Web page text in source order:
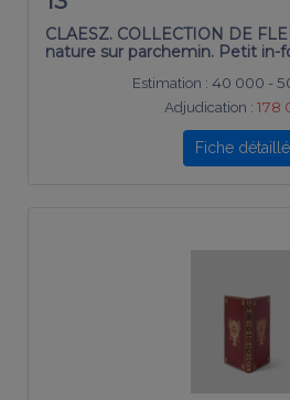
CLAESZ. COLLECTION DE
nature sur parchemin. Petit in-
Estimation : 40 000 -
Adjudication : 178
Fiche